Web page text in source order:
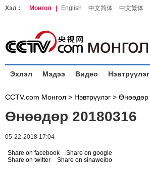
Хэл : Монгол English 中文简体 中文繁体
Эхлэл Мэдээ Видео Нэвтрүүлэг
CCTV.com Монгол > Нэвтрүүлэг > Өнөөдөр
Өнөөдөр 20180316
05-22-2018 17:04
Share on facebook
Share on google
Share on twitter
Share on sinaweibo